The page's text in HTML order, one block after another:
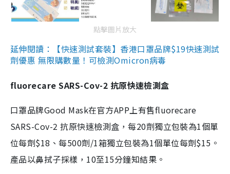
點擊圖片放大
延伸閱讀：【快速測試套裝】香港口罩品牌$19快速測試
劑優惠 無限購數量！可檢測Omicron病毒
fluorecare SARS-Cov-2 抗原快速檢測盒
口罩品牌Good Mask在官方APP上有售fluorecare
SARS-Cov-2 抗原快速檢測盒，每20劑獨立包裝為1個單
位每劑$18、每500劑/1箱獨立包裝為1個單位每劑$15。
產品以鼻拭子採樣，10至15分鐘知結果。